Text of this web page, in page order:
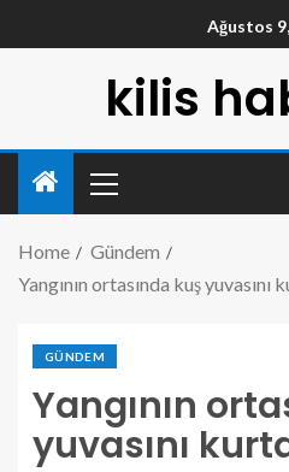
Ağustos
kilis
Home
Gündem
Yangının ortasında kuş yuvasını
GÜNDEM
Yangının
yuvasını